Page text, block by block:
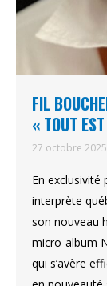
FIL
« TOUT
27 octobre 2025
En exclusivité
interprète
son nouveau
micro-album
qui s’avère